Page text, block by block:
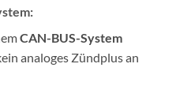
CAN-BUS-System
analoges Zündplus an